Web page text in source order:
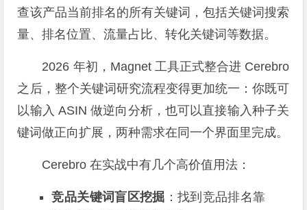
查该产品当前排名的所有关键词，包括关键词搜索
量、排名位置、流量占比、转化关键词等数据。
2026 年初，Magnet 工具正式整合进 Cerebro
之后，整个关键词研究流程变得更加统一：你既可
以输入 ASIN 做逆向分析，也可以直接输入种子关
键词做正向扩展，两种需求在同一个界面里完成。
Cerebro 在实战中有几个高价值用法：
竞品关键词盲区挖掘 ：找到竞品排名靠